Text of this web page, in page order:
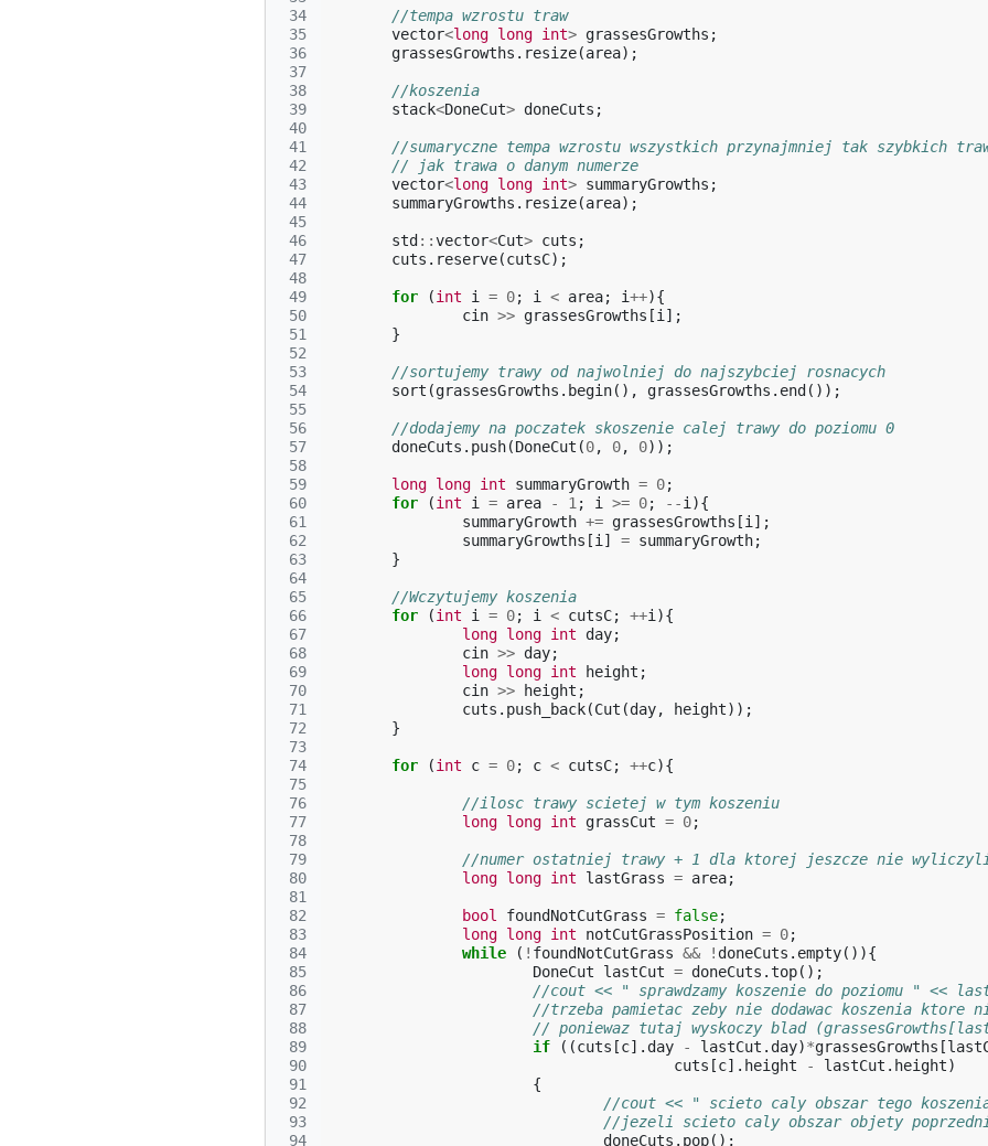
34
35
36
37
38
39
40
41
42
43
44
45
46
47
48
49
50
51
52
53
54
55
56
57
58
59
60
61
62
63
64
65
66
67
68
69
70
71
72
73
74
75
76
77
78
79
80
81
82
83
84
85
86
87
88
89
90
91
92
93
94
//tempa wzrostu traw
vector<long long int> grassesGrowths ;
grassesGrowths . resize(area);
//koszenia
stack<DoneCut> doneCuts ;
//sumaryczne tempa wzrostu wszystkich przynajmniej tak szybkich
// jak trawa o danym numerze
vector<long long int> summaryGrowths ;
summaryGrowths . resize(area);
std ::vector<Cut> cuts ;
cuts . reserve(cutsC);
for (int i = 0; i < area; i++){
cin >> grassesGrowths [i ];
}
//sortujemy trawy od najwolniej do najszybciej rosnacych
sort (grassesGrowths . begin(), grassesGrowths . end ());
//dodajemy na poczatek skoszenie calej trawy do poziomu 0
doneCuts . push(DoneCut (0, 0, 0));
long long int summaryGrowth = 0;
for
(int i = area - 1 ; i >= 0; --i ){
summaryGrowth += grassesGrowths [i ];
summaryGrowths [i ] = summaryGrowth;
}
//Wczytujemy koszenia
for
(int i = 0; i < cutsC; ++i ){
long long int day;
cin >> day;
long long int height ;
cin >> height ;
cuts . push_back(Cut (day, height));
}
for (int c = 0; c < cutsC; ++c){
//ilosc trawy scietej w tym koszeniu
long long int grassCut = 0;
//numer ostatniej trawy + 1 dla ktorej jeszcze nie
long long int lastGrass = area;
bool foundNotCutGrass = false;
long long int notCutGrassPosition = 0;
while
( ! foundNotCutGrass && ! doneCuts . empty()){
DoneCut
lastCut = doneCuts .top();
//cout << " sprawdzamy koszenie do poziomu " <<
//trzeba pamietac zeby nie dodawac koszenia ktore
// poniewaz tutaj wyskoczy blad
if
((cuts [c]. day - lastCut . day)*grassesGrowths [
cuts [c]. height - lastCut . height)
{
//cout << " scieto caly obszar tego
//jezeli scieto caly obszar objety
doneCuts . pop();